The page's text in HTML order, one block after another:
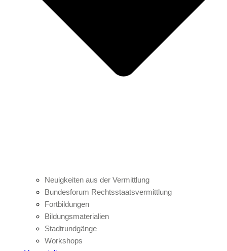
Neuigkeiten aus der Vermittlung
Bundesforum Rechtsstaatsvermittlung
Fortbildungen
Bildungsmaterialien
Stadtrundgänge
Workshops